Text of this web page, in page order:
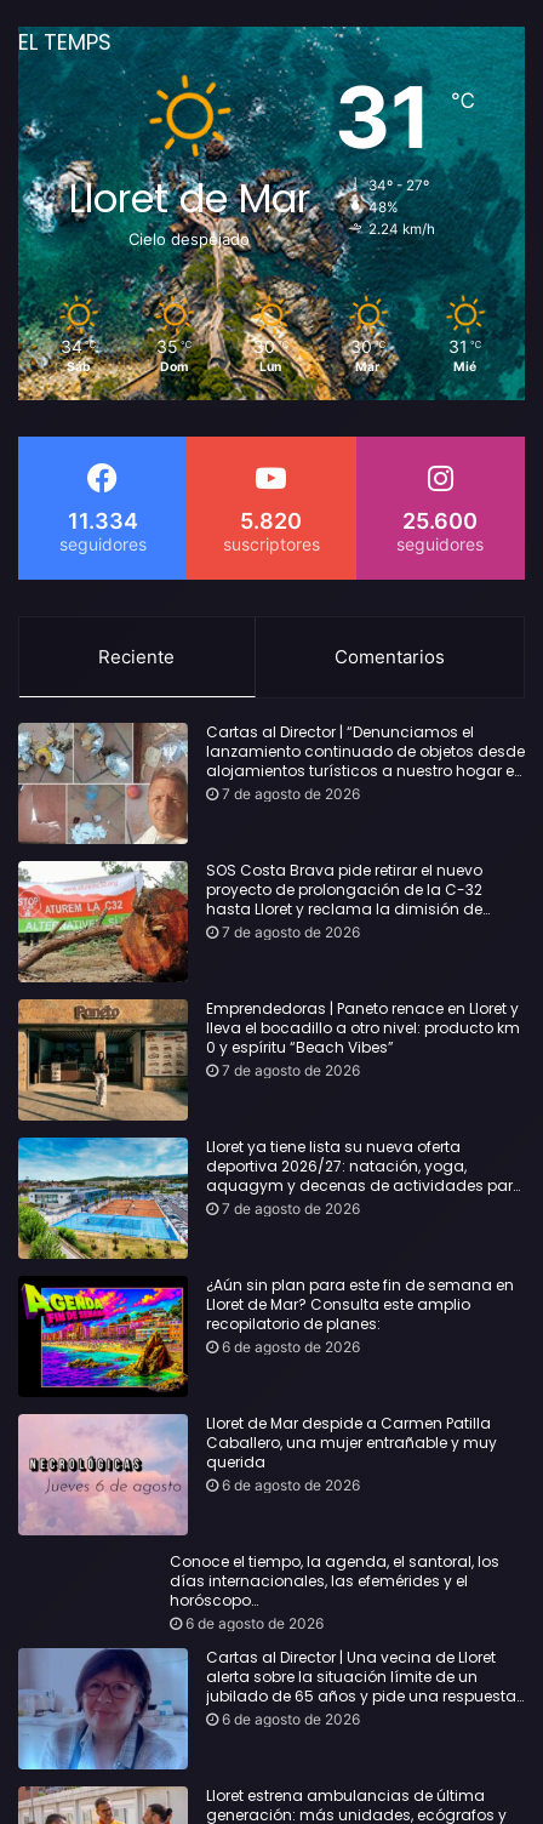
EL TEMPS
Lloret de Mar
Cielo despejado
31℃
34º - 27º
48%
2.24 km/h
34 ℃
Sáb
35 ℃
Dom
30 ℃
Lun
30 ℃
Mar
31 ℃
Mié
11.334 5.820 25.600
Reciente Comentarios
Cartas al Director | “Denunciamos el
lanzamiento continuado de objetos desde
alojamientos turísticos a nuestro hogar en
Lloret: Podría haber causado una
7 de agosto de 2026
SOS Costa Brava pide retirar el nuevo
proyecto de prolongación de la C-32
hasta Lloret y reclama la dimisión de
Sílvia Paneque
7 de agosto de 2026
Emprendedoras | Paneto renace en Lloret y
lleva el bocadillo a otro nivel: producto km
0 y espíritu “Beach Vibes”
7 de agosto de 2026
Lloret ya tiene lista su nueva oferta
deportiva 2026/27: natación, yoga,
aquagym y decenas de actividades para
todas las edades
7 de agosto de 2026
¿Aún sin plan para este fin de semana en
Lloret de Mar? Consulta este amplio
recopilatorio de planes:
6 de agosto de 2026
Lloret de Mar despide a Carmen Patilla
Caballero, una mujer entrañable y muy
querida
6 de agosto de 2026
Conoce el tiempo, la agenda, el santoral, los
días internacionales, las efemérides y el
horóscopo…
6 de agosto de 2026
Cartas al Director | Una vecina de Lloret
alerta sobre la situación límite de un
jubilado de 65 años y pide una respuesta
urgente
6 de agosto de 2026
Lloret estrena ambulancias de última
generación: más unidades, ecógrafos y